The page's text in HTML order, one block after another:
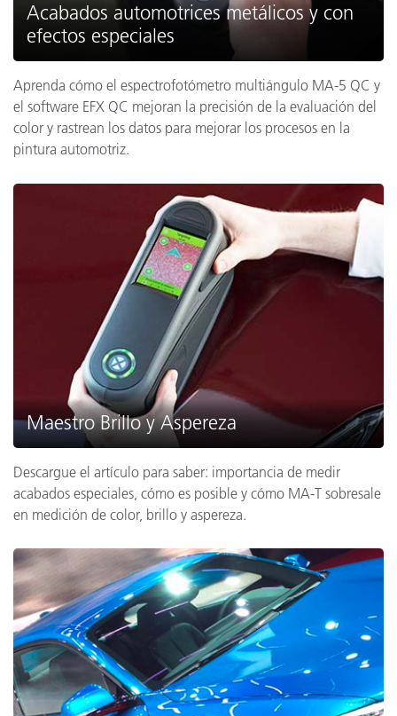
Acabados automotrices metálicos y con
efectos especiales
Aprenda cómo el espectrofotómetro multiángulo MA-5 QC y
el software EFX QC mejoran la precisión de la evaluación del
color y rastrean los datos para mejorar los procesos en la
pintura automotriz.
Maestro Brillo y Aspereza
Descargue el artículo para saber: importancia de medir
acabados especiales, cómo es posible y cómo MA-T sobresale
en medición de color, brillo y aspereza.